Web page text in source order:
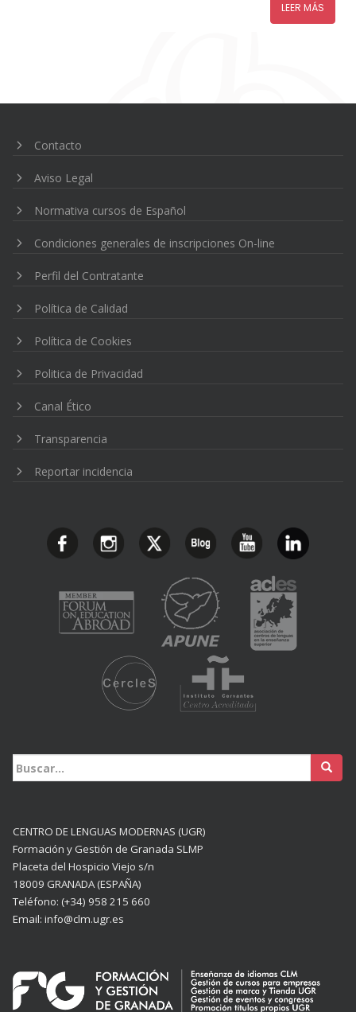
LEER MÁS
Contacto
Aviso Legal
Normativa cursos de Español
Condiciones generales de inscripciones On-line
Perfil del Contratante
Política de Calidad
Política de Cookies
Politica de Privacidad
Canal Ético
Transparencia
Reportar incidencia
Buscar:
CENTRO DE LENGUAS MODERNAS (UGR)
Formación y Gestión de Granada SLMP
Placeta del Hospicio Viejo s/n
18009 GRANADA (ESPAÑA)
Teléfono: (+34) 958 215 660
Email: info@clm.ugr.es